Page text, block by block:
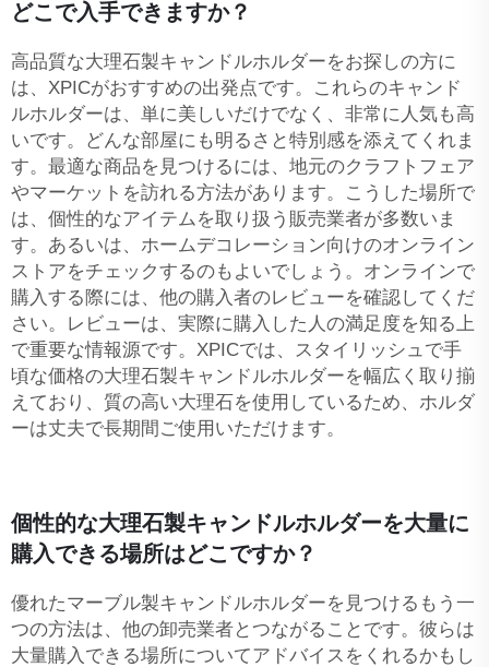
どこで入手できますか？
高品質な大理石製キャンドルホルダーをお探しの方に
は、XPICがおすすめの出発点です。これらのキャンド
ルホルダーは、単に美しいだけでなく、非常に人気も高
いです。どんな部屋にも明るさと特別感を添えてくれま
す。最適な商品を見つけるには、地元のクラフトフェア
やマーケットを訪れる方法があります。こうした場所で
は、個性的なアイテムを取り扱う販売業者が多数いま
す。あるいは、ホームデコレーション向けのオンライン
ストアをチェックするのもよいでしょう。オンラインで
購入する際には、他の購入者のレビューを確認してくだ
さい。レビューは、実際に購入した人の満足度を知る上
で重要な情報源です。XPICでは、スタイリッシュで手
頃な価格の大理石製キャンドルホルダーを幅広く取り揃
えており、質の高い大理石を使用しているため、ホルダ
ーは丈夫で長期間ご使用いただけます。
個性的な大理石製キャンドルホルダーを大量に
購入できる場所はどこですか？
優れたマーブル製キャンドルホルダーを見つけるもう一
つの方法は、他の卸売業者とつながることです。彼らは
大量購入できる場所についてアドバイスをくれるかもし